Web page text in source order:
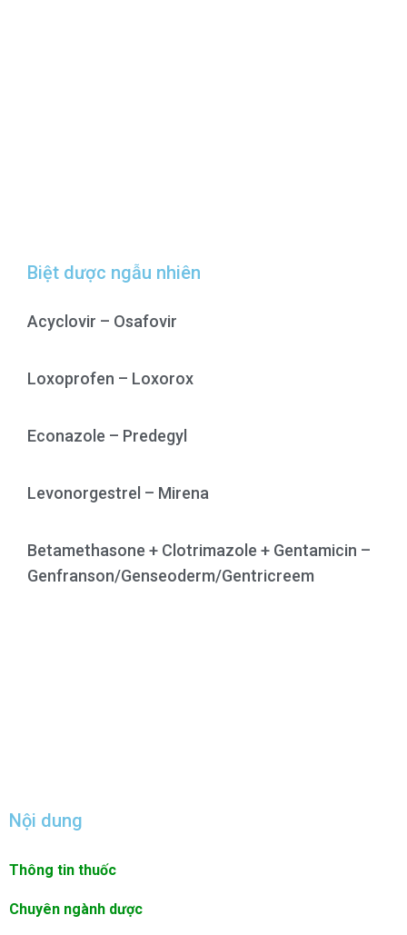
Biệt dược ngẫu nhiên
Acyclovir – Osafovir
Loxoprofen – Loxorox
Econazole – Predegyl
Levonorgestrel – Mirena
Betamethasone + Clotrimazole + Gentamicin –
Genfranson/Genseoderm/Gentricreem
Nội dung
Thông tin thuốc
Chuyên ngành dược